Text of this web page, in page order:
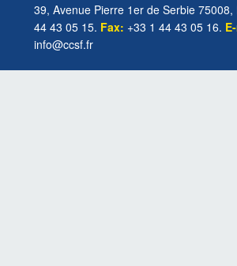
39, Avenue Pierre 1er de Serbie 75008,
44 43 05 15. Fax: +33 1 44 43 05 16.
info@ccsf.fr